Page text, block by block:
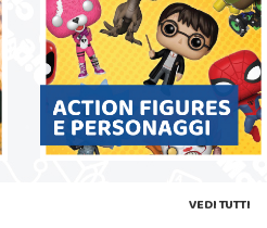
VEDI TUTTI